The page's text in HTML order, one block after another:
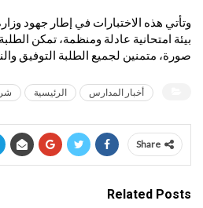
وتأتي هذه الاختبارات في إطار جهود
بيئة امتحانية عادلة ومنظمة، تمكن
صورة، متمنين لجميع الطلبة التوفيق
أخبار المدارس الرئيسية
Share
Related Posts